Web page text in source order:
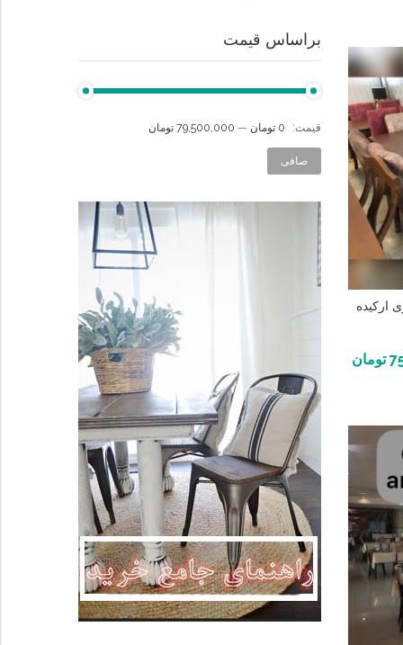
براساس قیمت
صافی
قيمت: 0 تومان — 79,500,000 تومان
ارکیده
تومان